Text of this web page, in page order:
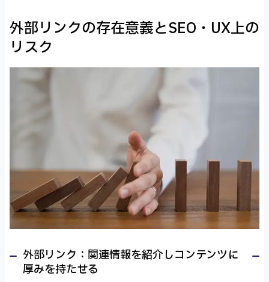
外部リンクの存在意義とSEO・UX上の
リスク
外部リンク：関連情報を紹介しコンテンツに
厚みを持たせる